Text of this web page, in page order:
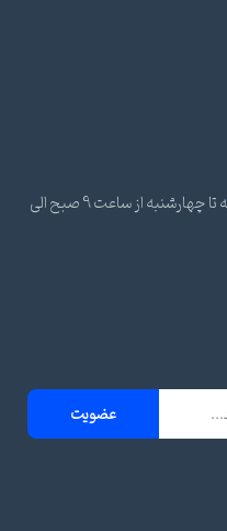
ساعات پاسخ گویی تلفنی و پشتیبانی شنبه تا چهارشنبه از ساعت 9 صبح الی
عضویت